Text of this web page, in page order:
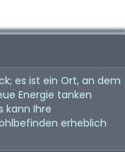
es ist ein Ort, an dem
Energie tanken
kann Ihre
erheblich